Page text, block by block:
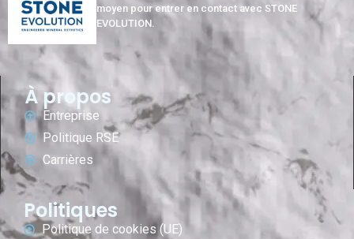
moyen pour entrer en contact avec STONE
EVOLUTION.
À propos
Entreprise
Politique RSE
Carrières
Politiques
Politique de cookies (UE)